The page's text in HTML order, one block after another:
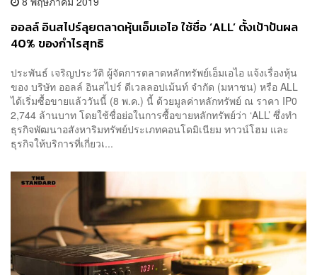
ออลล์ อินสไปร์ลุยตลาดหุ้นเอ็มเอไอ ใช้ชื่อ ‘ALL’ ตั้งเป้าปันผล
40% ของกำไรสุทธิ
ประพันธ์ เจริญประวัติ ผู้จัดการตลาดหลักทรัพย์เอ็มเอไอ แจ้งเรื่องหุ้น
ของ บริษัท ออลล์ อินสไปร์ ดีเวลลอปเม้นท์ จำกัด (มหาชน) หรือ ALL
ได้เริ่มซื้อขายแล้ววันนี้ (8 พ.ค.) นี้ ด้วยมูลค่าหลักทรัพย์ ณ ราคา IP0
2,744 ล้านบาท โดยใช้ชื่อย่อในการซื้อขายหลักทรัพย์ว่า ‘ALL’ ซึ่งทำ
ธุรกิจพัฒนาอสังหาริมทรัพย์ประเภทคอนโดมิเนียม ทาวน์โฮม และ
ธุรกิจให้บริการที่เกี่ยวเ...